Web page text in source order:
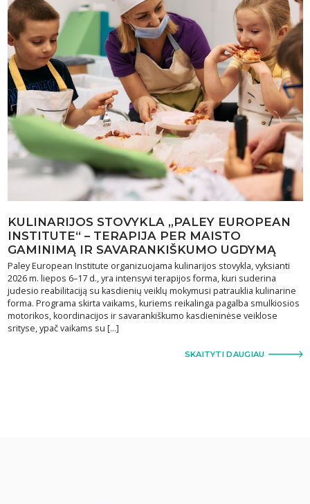
KULINARIJOS STOVYKLA „PALEY EUROPEAN
INSTITUTE“ – TERAPIJA PER MAISTO
GAMINIMĄ IR SAVARANKIŠKUMO UGDYMĄ
Paley European Institute organizuojama kulinarijos stovykla, vyksianti
2026 m. liepos 6–17 d., yra intensyvi terapijos forma, kuri suderina
judesio reabilitaciją su kasdienių veiklų mokymusi patrauklia kulinarine
forma. Programa skirta vaikams, kuriems reikalinga pagalba smulkiosios
motorikos, koordinacijos ir savarankiškumo kasdieninėse veiklose
srityse, ypač vaikams su […]
SKAITYTI DAUGIAU